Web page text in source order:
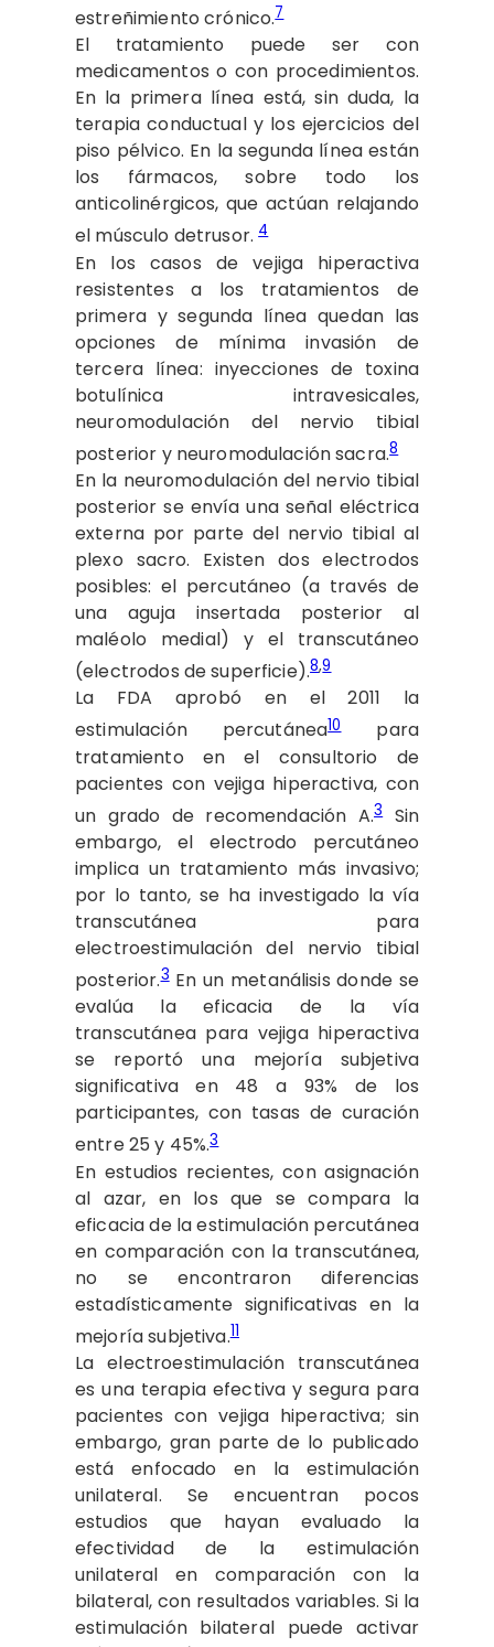
estreñimiento crónico.7
El tratamiento puede ser con
medicamentos o con procedimientos.
En la primera línea está, sin duda, la
terapia conductual y los ejercicios del
piso pélvico. En la segunda línea están
los fármacos, sobre todo los
anticolinérgicos, que actúan relajando
el músculo detrusor. 4
En los casos de vejiga hiperactiva
resistentes a los tratamientos de
primera y segunda línea quedan las
opciones de mínima invasión de
tercera línea: inyecciones de toxina
botulínica intravesicales,
neuromodulación del nervio tibial
posterior y neuromodulación sacra.8
En la neuromodulación del nervio tibial
posterior se envía una señal eléctrica
externa por parte del nervio tibial al
plexo sacro. Existen dos electrodos
posibles: el percutáneo (a través de
una aguja insertada posterior al
maléolo medial) y el transcutáneo
(electrodos de superficie).8,9
La FDA aprobó en el 2011 la
estimulación percutánea10para
tratamiento en el consultorio de
pacientes con vejiga hiperactiva, con
un grado de recomendación A.3Sin
embargo, el electrodo percutáneo
implica un tratamiento más invasivo;
por lo tanto, se ha investigado la vía
transcutánea para
electroestimulación del nervio tibial
posterior.3En un metanálisis donde se
evalúa la eficacia de la vía
transcutánea para vejiga hiperactiva
se reportó una mejoría subjetiva
significativa en 48 a 93% de los
participantes, con tasas de curación
entre 25 y 45%.3
En estudios recientes, con asignación
al azar, en los que se compara la
eficacia de la estimulación percutánea
en comparación con la transcutánea,
no se encontraron diferencias
estadísticamente significativas en la
mejoría subjetiva.11
La electroestimulación transcutánea
es una terapia efectiva y segura para
pacientes con vejiga hiperactiva; sin
embargo, gran parte de lo publicado
está enfocado en la estimulación
unilateral. Se encuentran pocos
estudios que hayan evaluado la
efectividad de la estimulación
unilateral en comparación con la
bilateral, con resultados variables. Si la
estimulación bilateral puede activar